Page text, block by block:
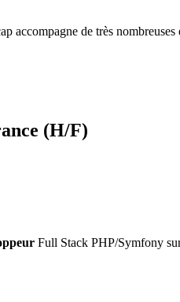
accompagne de très
(H/F)
Full Stack PHP/Symfony